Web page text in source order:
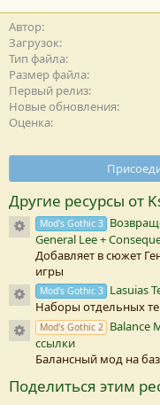
Автор
Загрузок
Тип файла
Размер файла
Первый релиз
Новые обновления
Оценка
Другие ресурсы от
Иконка ресурса
Mod's Gothic 3
General Lee +
Добавляет в сюжет
игры
Иконка ресурса
Mod's Gothic 3 Lasuias
Наборы отдельных
Иконка ресурса
Mod's Gothic 2 Balance
ссылки
Балансный мод на
Поделиться этим